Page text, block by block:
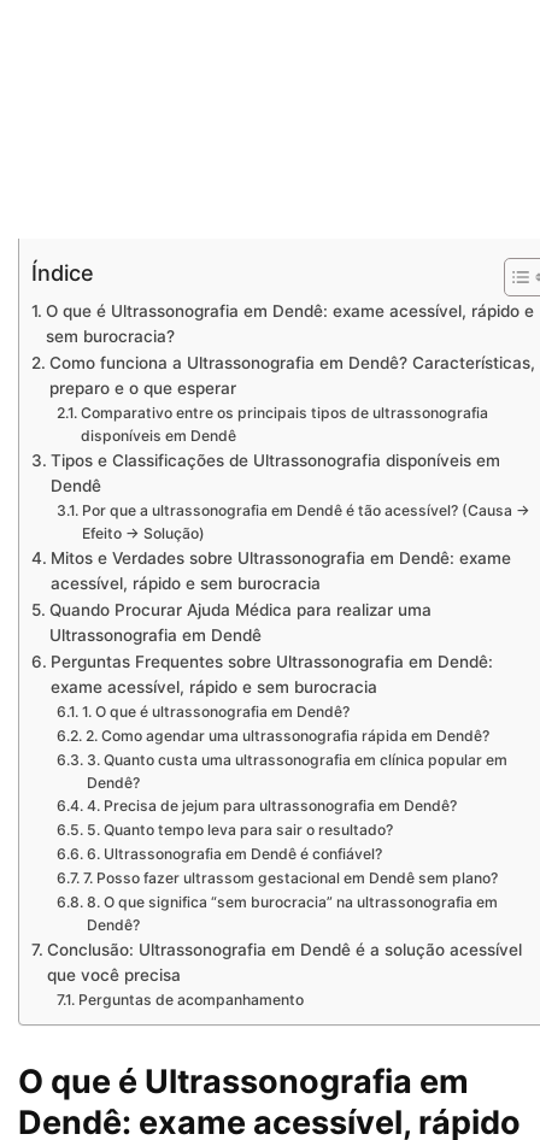
Índice
O que é Ultrassonografia em Dendê: exame acessível, rápido e
sem burocracia?
Como funciona a Ultrassonografia em Dendê? Características,
preparo e o que esperar
Comparativo entre os principais tipos de ultrassonografia
disponíveis em Dendê
Tipos e Classificações de Ultrassonografia disponíveis em
Dendê
Por que a ultrassonografia em Dendê é tão acessível? (Causa →
Efeito → Solução)
Mitos e Verdades sobre Ultrassonografia em Dendê: exame
acessível, rápido e sem burocracia
Quando Procurar Ajuda Médica para realizar uma
Ultrassonografia em Dendê
Perguntas Frequentes sobre Ultrassonografia em Dendê:
exame acessível, rápido e sem burocracia
1. O que é ultrassonografia em Dendê?
2. Como agendar uma ultrassonografia rápida em Dendê?
3. Quanto custa uma ultrassonografia em clínica popular em
Dendê?
4. Precisa de jejum para ultrassonografia em Dendê?
5. Quanto tempo leva para sair o resultado?
6. Ultrassonografia em Dendê é confiável?
7. Posso fazer ultrassom gestacional em Dendê sem plano?
8. O que significa “sem burocracia” na ultrassonografia em
Dendê?
Conclusão: Ultrassonografia em Dendê é a solução acessível
que você precisa
Perguntas de acompanhamento
O que é Ultrassonografia em
Dendê: exame acessível, rápido